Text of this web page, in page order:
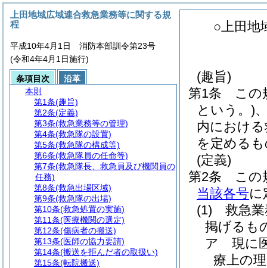
○上田地
(趣旨)
第1条
この
という。)
内におけ
を定める
(定義)
第2条
この
当該各号に
(1)
救急
掲げるも
ア
現に
療上の
上田地域広域連合救急業務等に関する規
程
平成10年4月1日 消防本部訓令第23号
(令和4年4月1日施行)
条項目次
沿革
本則
第1条(趣旨)
第2条(定義)
第3条(救急業務等の管理)
第4条(救急隊の設置)
第5条(救急隊の構成等)
第6条(救急隊員の任命等)
第7条(救急隊長、救急員及び機関員の
任務)
第8条(救急出場区域)
第9条(救急隊の出場)
第10条(救急処置の実施)
第11条(医療機関の選定)
第12条(傷病者の搬送)
第13条(医師の協力要請)
第14条(搬送を拒んだ者の取扱い)
第15条(転院搬送)